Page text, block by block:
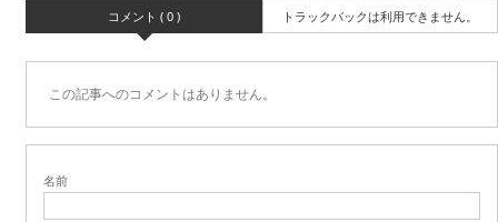
コメント ( 0 ) トラックバックは利用できません。
この記事へのコメントはありません。
名前